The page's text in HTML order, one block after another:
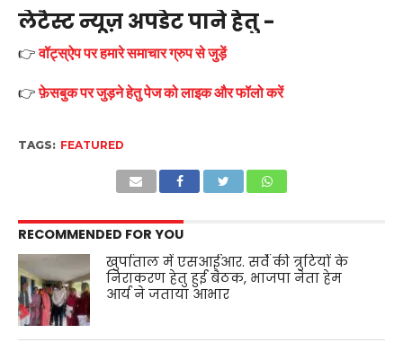
लेटैस्ट न्यूज़ अपडेट पाने हेतु -
👉वॉट्स्ऐप पर हमारे समाचार ग्रुप से जुड़ें
👉फ़ेसबुक पर जुड़ने हेतु पेज को लाइक और फॉलो करें
TAGS: FEATURED
RECOMMENDED FOR YOU
खुर्पाताल में एसआईआर. सर्वे की त्रुटियों के
निराकरण हेतु हुई बैठक, भाजपा नेता हेम
आर्य ने जताया आभार